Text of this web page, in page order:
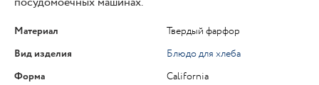
Материал
Твердый фарфор
Вид изделия
Блюдо для хлеба
Форма
California